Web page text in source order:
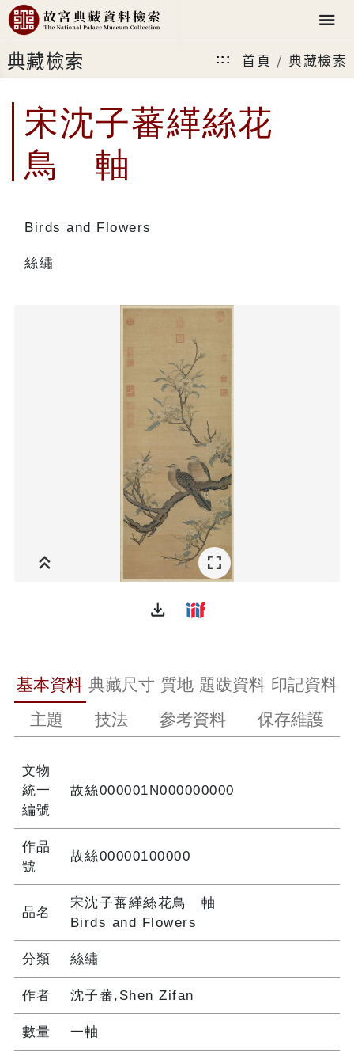
典藏檢索 ::: 首頁 典藏檢索
宋沈子蕃緙絲花
鳥 軸
Birds and Flowers
絲繡
file_download
基本資料 典藏尺寸 質地 題跋資料 印記資料
主題
技法 參考資料 保存維護
文物
統一
編號
故絲000001N000000000
作品
號
故絲00000100000
品名
宋沈子蕃緙絲花鳥 軸
Birds and Flowers
分類 絲繡
作者 沈子蕃,Shen Zifan
數量 一軸